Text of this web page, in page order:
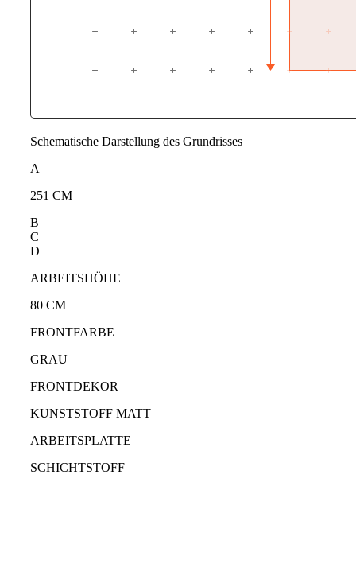
Schematische Darstellung des Grundrisses
A
251 CM
B
C
D
ARBEITSHÖHE
80 CM
FRONTFARBE
GRAU
FRONTDEKOR
KUNSTSTOFF MATT
ARBEITSPLATTE
SCHICHTSTOFF